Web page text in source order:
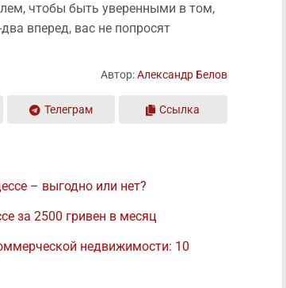
чтобы быть уверенными в том,
вперед, вас не попросят
Автор:Александр Белов
Телеграм Ссылка
– выгодно или нет?
за 2500 гривен в месяц
недвижимости: 10